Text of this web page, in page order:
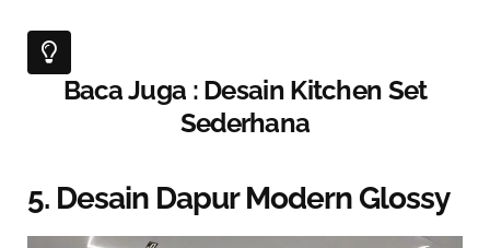
Baca Juga : Desain Kitchen Set
Sederhana
5. Desain Dapur Modern Glossy